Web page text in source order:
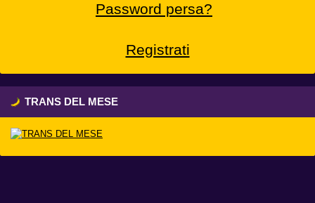
Password persa?
Registrati
TRANS DEL MESE